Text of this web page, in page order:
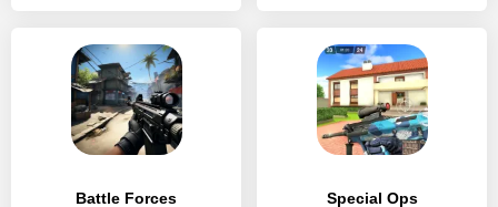
Battle Forces Special Ops